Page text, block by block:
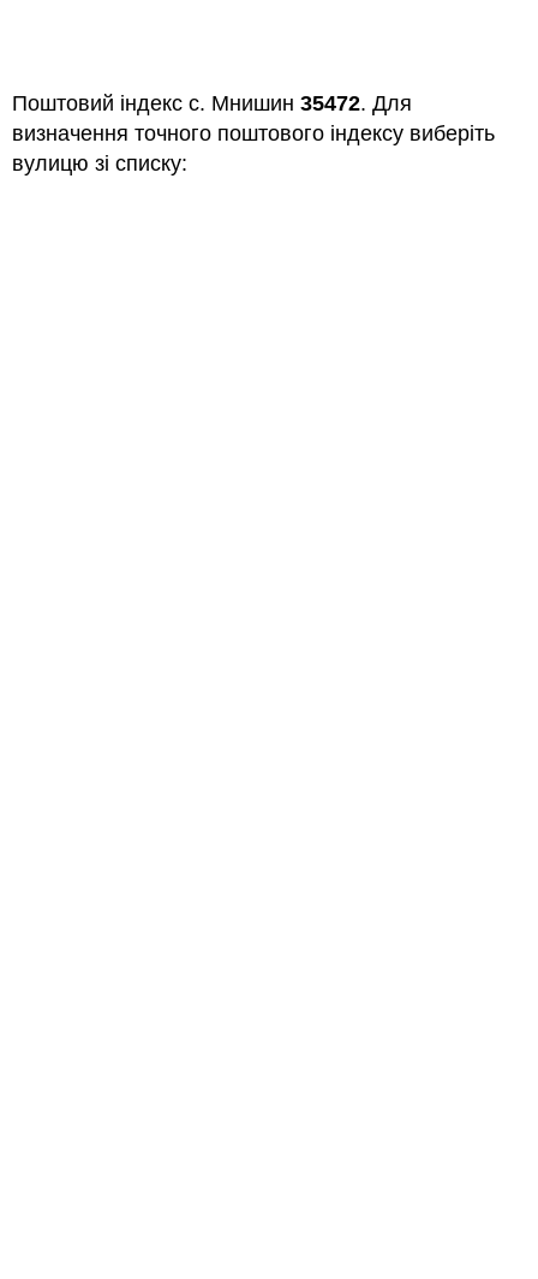
Поштовий індекс с. Мнишин 35472. Для
визначення точного поштового індексу виберіть
вулицю зі списку: